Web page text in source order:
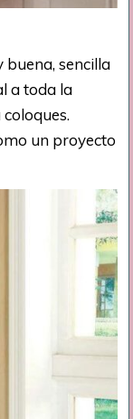
buena, sencilla
a toda la
un proyecto